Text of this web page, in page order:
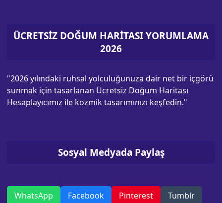
ÜCRETSİZ DOĞUM HARİTASI YORUMLAMA
2026
"2026 yılındaki ruhsal yolculuğunuza dair net bir içgörü
sunmak için tasarlanan Ücretsiz Doğum Haritası
Hesaplayıcımız ile kozmik tasarımınızı keşfedin."
Sosyal Medyada Paylaş
WhatsApp Facebook Pinterest Tumblr